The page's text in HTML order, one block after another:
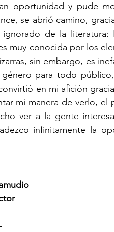
oportunidad y pude
se abrió camino,
de la literatura:
muy conocida por los
sin embargo, es
para todo
en mi afición
mi manera de verlo,
ver a la gente
infinitamente la